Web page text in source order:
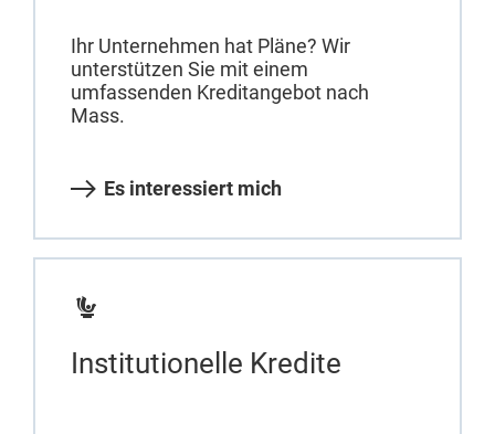
Ihr Unternehmen hat Pläne? Wir
unterstützen Sie mit einem
umfassenden Kreditangebot nach
Mass.
Es interessiert mich
Institutionelle Kredite